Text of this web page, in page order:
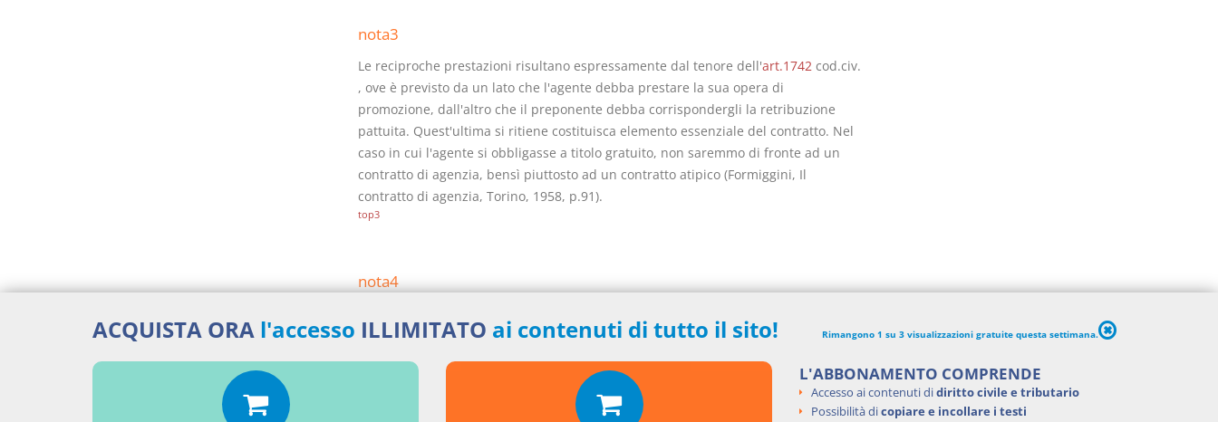
nota3
Le reciproche prestazioni risultano espressamente dal tenore dell'art.1742cod.civ.
, ove è previsto da un lato che l'agente debba prestare la sua opera di
promozione, dall'altro che il preponente debba corrispondergli la retribuzione
pattuita. Quest'ultima si ritiene costituisca elemento essenziale del contratto. Nel
caso in cui l'agente si obbligasse a titolo gratuito, non saremmo di fronte ad un
contratto di agenzia, bensì piuttosto ad un contratto atipico (Formiggini, Il
contratto di agenzia, Torino, 1958, p.91).
top3
nota4
sono, per loro natura, necessariamente successive alla stipulazione del contratto
ACQUISTA ORA l'accesso ILLIMITATO ai contenuti di tutto il sito! Rimangono 1 su 3 visualizzazioni gratuite questa settimana.
L'ABBONAMENTO COMPRENDE
Accesso ai contenuti didiritto civile e tributario
Possibilità dicopiare e incollare i testi